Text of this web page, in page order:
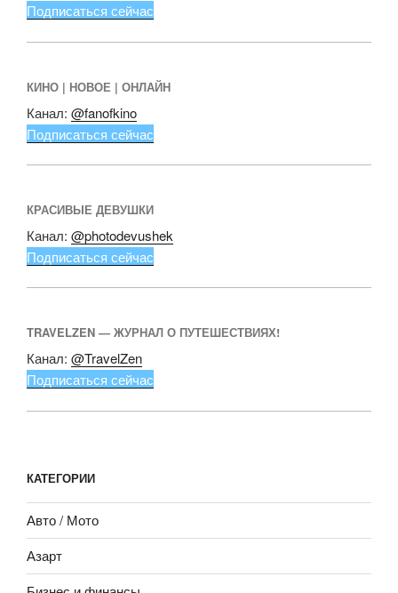
Подписаться сейчас
КИНО | НОВОЕ | ОНЛАЙН
Канал: @fanofkino
Подписаться сейчас
КРАСИВЫЕ ДЕВУШКИ
Канал: @photodevushek
Подписаться сейчас
TRAVELZEN — ЖУРНАЛ О ПУТЕШЕСТВИЯХ!
Канал: @TravelZen
Подписаться сейчас
КАТЕГОРИИ
Авто / Мото
Азарт